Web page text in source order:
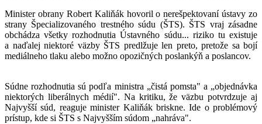
Minister obrany Robert Kaliňák hovoril o nerešpektovaní ústavy zo
strany Špecializovaného trestného súdu (ŠTS). ŠTS vraj zásadne
obchádza všetky rozhodnutia Ústavného súdu... riziko tu existuje
a naďalej niektoré väzby ŠTS predlžuje len preto, pretože sa bojí
mediálneho tlaku alebo možno opozičných poslankýň a poslancov.
Súdne rozhodnutia sú podľa ministra „čistá pomsta" a „objednávka
niektorých liberálnych médií". Na kritiku, že väzbu potvrdzuje aj
Najvyšší súd, reaguje minister Kaliňák briskne. Ide o problémový
prístup, kde si ŠTS s Najvyšším súdom „nahráva".